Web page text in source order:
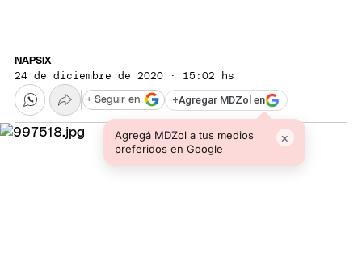
NAPSIX
24 de diciembre de 2020 · 15:02 hs
+Agregar MDZol en
Agregá MDZol a tus medios
preferidos en Google
×
+ Seguir en